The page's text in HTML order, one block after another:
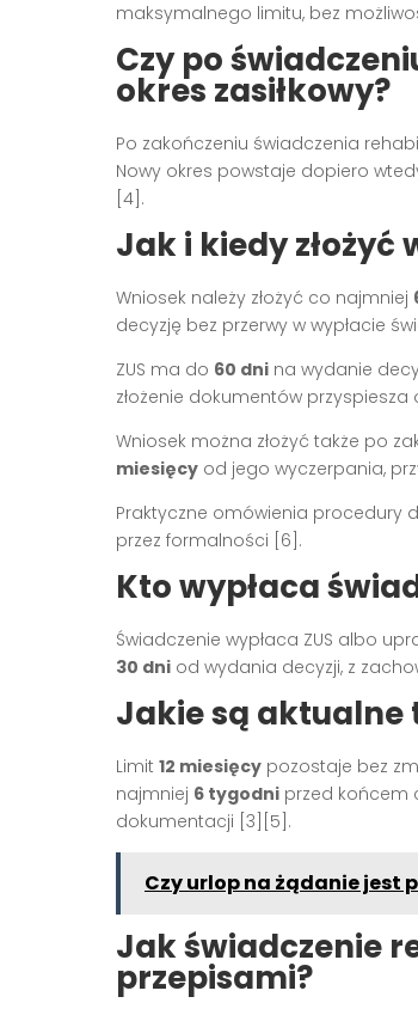
maksymalnego limitu, bez
Czy po
okres zasiłkowy?
Po zakończeniu świadczenia
Nowy okres powstaje dopiero
[4].
Jak i kiedy złożyć
Wniosek należy złożyć co najmniej
decyzję bez przerwy w wypłacie
ZUS ma do 60 dni na wydanie
złożenie dokumentów
Wniosek można złożyć także po
miesięcy od jego wyczerpania,
Praktyczne omówienia procedury
przez formalności [6].
Kto wypłaca
Świadczenie wypłaca ZUS albo
30 dni od wydania decyzji, z
Jakie są aktualne
Limit 12 miesięcy pozostaje bez
najmniej 6 tygodni przed końcem
dokumentacji [3][5].
Czy urlop na żądanie jest
Jak świadczenie
przepisami?